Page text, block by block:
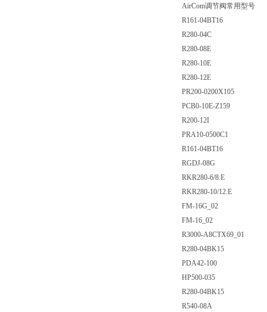
AirCom调节阀常用型号
R161-04BT16
R280-04C
R280-08E
R280-10E
R280-12E
PR200-0200X105
PCB0-10E-Z159
R200-12I
PRA10-0500C1
R161-04BT16
RGDJ-08G
RKR280-6/8.E
RKR280-10/12.E
FM-16G_02
FM-16_02
R3000-A8CTX69_01
R280-04BK15
PDA42-100
HP500-035
R280-04BK15
R540-08A